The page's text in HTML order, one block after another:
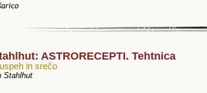
ASTRORECEPTI. Tehtnica
in srečo
Stahlhut